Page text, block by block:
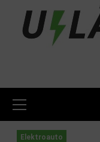
content
Menu
Elektroauto